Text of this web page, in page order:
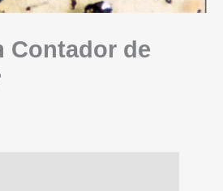
Contador de